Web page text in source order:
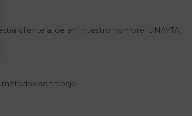
clientela, de ahí nuestro nombre: UNAYTA,
de trabajo.